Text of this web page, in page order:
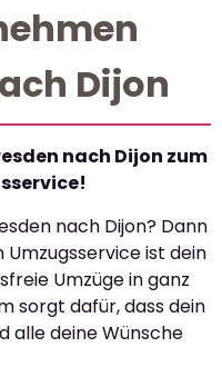
Dijon
nach Dijon zum
nach Dijon? Dann
ist dein
Umzüge in ganz
sorgt dafür, dass dein
alle deine Wünsche